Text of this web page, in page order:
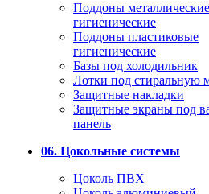
Поддоны металлические
гигиенические
Поддоны пластиковые
гигиенические
Базы под холодильник
Лотки под стиральную
Защитные накладки
Защитные экраны под
панель
06. Цокольные системы
Цоколь ПВХ